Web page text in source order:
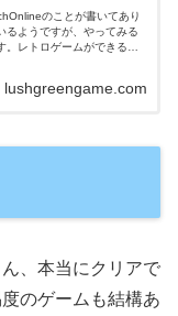
のことが書いてあり
るようですが、やってみる
レトロゲームができると
lushgreengame.com
、本当にクリアで
のゲームも結構あ